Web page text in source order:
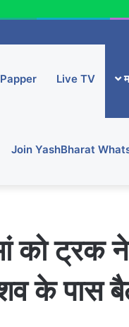
Live TV
Join YashBharat
को ट्रक
शव के पास